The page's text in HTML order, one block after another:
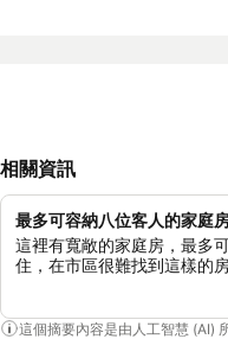
相關資訊
最多可容納八位客人的家庭
這裡有寬敞的家庭房，最多
住，在市區很難找到這樣的房
這個摘要內容是由人工智慧 (AI)